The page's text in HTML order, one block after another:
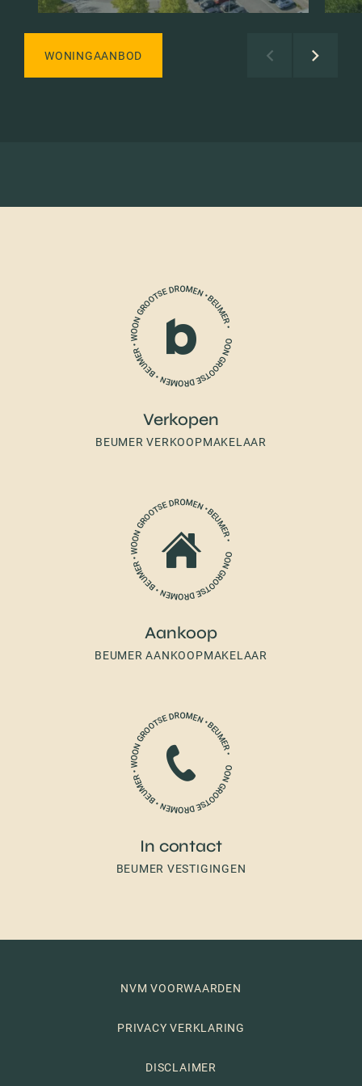
WONINGAANBOD
Verkopen
BEUMER VERKOOPMAKELAAR
Aankoop
BEUMER AANKOOPMAKELAAR
In contact
BEUMER VESTIGINGEN
NVM VOORWAARDEN
PRIVACY VERKLARING
DISCLAIMER